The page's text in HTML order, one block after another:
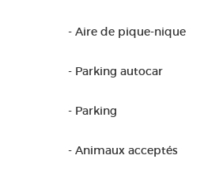
- Aire de pique-nique
- Parking autocar
- Parking
- Animaux acceptés